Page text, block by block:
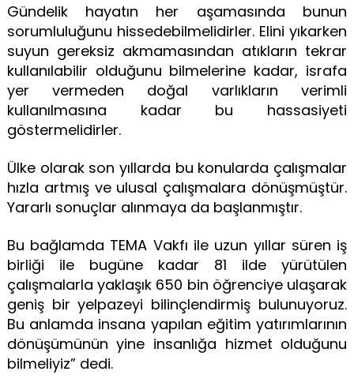
Gündelik hayatın her aşamasında bunun
sorumluluğunu hissedebilmelidirler. Elini yıkarken
suyun gereksiz akmamasından atıkların tekrar
kullanılabilir olduğunu bilmelerine kadar, israfa
yer vermeden doğal varlıkların verimli
kullanılmasına kadar bu hassasiyeti
göstermelidirler.
Ülke olarak son yıllarda bu konularda çalışmalar
hızla artmış ve ulusal çalışmalara dönüşmüştür.
Yararlı sonuçlar alınmaya da başlanmıştır.
Bu bağlamda TEMA Vakfı ile uzun yıllar süren iş
birliği ile bugüne kadar 81 ilde yürütülen
çalışmalarla yaklaşık 650 bin öğrenciye ulaşarak
geniş bir yelpazeyi bilinçlendirmiş bulunuyoruz.
Bu anlamda insana yapılan eğitim yatırımlarının
dönüşümünün yine insanlığa hizmet olduğunu
bilmeliyiz” dedi.